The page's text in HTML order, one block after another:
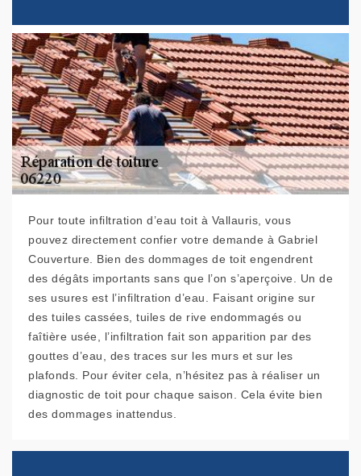
Pour toute infiltration d’eau toit à Vallauris, vous
pouvez directement confier votre demande à Gabriel
Couverture. Bien des dommages de toit engendrent
des dégâts importants sans que l’on s’aperçoive. Un de
ses usures est l’infiltration d’eau. Faisant origine sur
des tuiles cassées, tuiles de rive endommagés ou
faîtière usée, l’infiltration fait son apparition par des
gouttes d’eau, des traces sur les murs et sur les
plafonds. Pour éviter cela, n’hésitez pas à réaliser un
diagnostic de toit pour chaque saison. Cela évite bien
des dommages inattendus.